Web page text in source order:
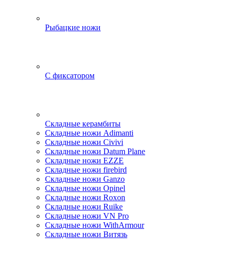
Рыбацкие ножи
С фиксатором
Складные керамбиты
Складные ножи Adimanti
Складные ножи Civivi
Складные ножи Datum Plane
Складные ножи EZZE
Складные ножи firebird
Складные ножи Ganzo
Складные ножи Opinel
Складные ножи Roxon
Складные ножи Ruike
Складные ножи VN Pro
Складные ножи WithArmour
Складные ножи Витязь